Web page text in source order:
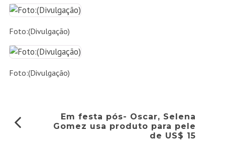
Foto:(Divulgação)
Foto:(Divulgação)
Em festa pós- Oscar, Selena
Gomez usa produto para pele
de US$ 15